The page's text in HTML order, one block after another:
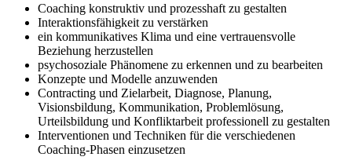
Coaching konstruktiv und prozesshaft zu gestalten
Interaktionsfähigkeit zu verstärken
ein kommunikatives Klima und eine vertrauensvolle
Beziehung herzustellen
psychosoziale Phänomene zu erkennen und zu bearbeiten
Konzepte und Modelle anzuwenden
Contracting und Zielarbeit, Diagnose, Planung,
Visionsbildung, Kommunikation, Problemlösung,
Urteilsbildung und Konfliktarbeit professionell zu gestalten
Interventionen und Techniken für die verschiedenen
Coaching-Phasen einzusetzen